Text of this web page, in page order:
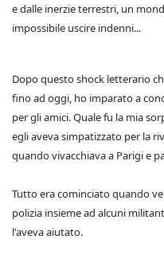
e dalle inerzie terrestri, un
impossibile uscire indenni...
Dopo questo shock letterario
fino ad oggi, ho imparato a
per gli amici. Quale fu la mia
egli aveva simpatizzato per la
quando vivacchiava a Parigi e
Tutto era cominciato quando
polizia insieme ad alcuni
l'aveva aiutato.